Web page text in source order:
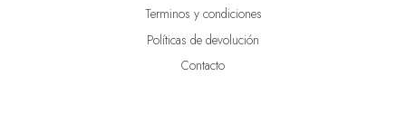
Terminos y condiciones
Políticas de devolución
Contacto